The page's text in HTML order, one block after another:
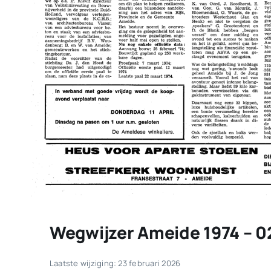
Wegwijzer Ameide 1974 –
Laatste wijziging: 23 februari 2026